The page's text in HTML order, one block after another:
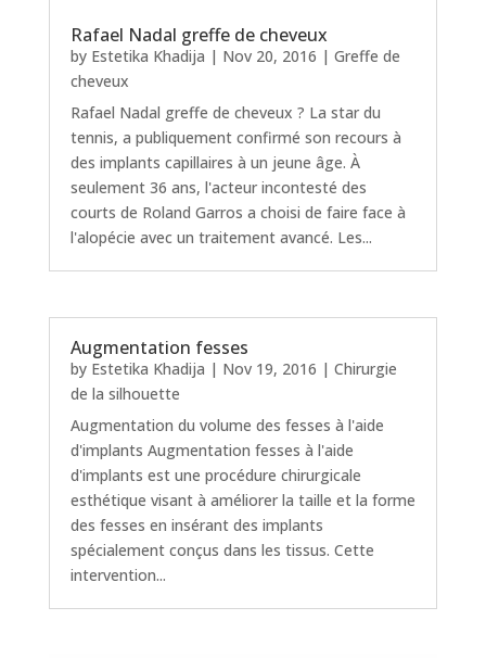
Rafael Nadal greffe de cheveux
by Estetika Khadija | Nov 20, 2016 | Greffe de
cheveux
Rafael Nadal greffe de cheveux ? La star du
tennis, a publiquement confirmé son recours à
des implants capillaires à un jeune âge. À
seulement 36 ans, l'acteur incontesté des
courts de Roland Garros a choisi de faire face à
l'alopécie avec un traitement avancé. Les...
Augmentation fesses
by Estetika Khadija | Nov 19, 2016 | Chirurgie
de la silhouette
Augmentation du volume des fesses à l'aide
d'implants Augmentation fesses à l'aide
d'implants est une procédure chirurgicale
esthétique visant à améliorer la taille et la forme
des fesses en insérant des implants
spécialement conçus dans les tissus. Cette
intervention...